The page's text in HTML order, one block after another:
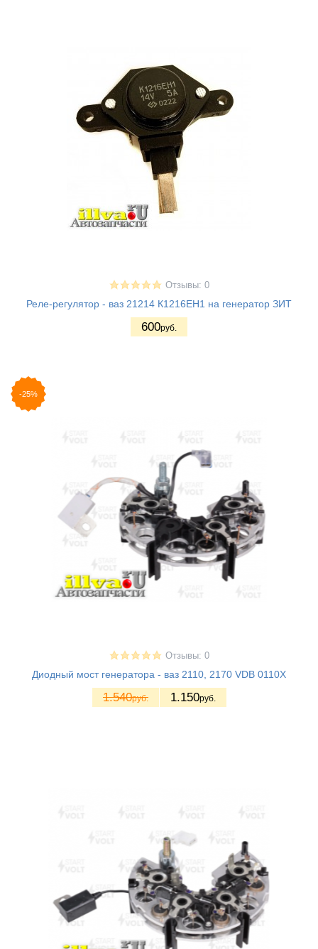
Отзывы: 0
Реле-регулятор - ваз 21214 К1216ЕН1 на генератор ЗИТ
600руб.
-25%
Отзывы: 0
Диодный мост генератора - ваз 2110, 2170 VDB 0110X
1.540руб. 1.150руб.